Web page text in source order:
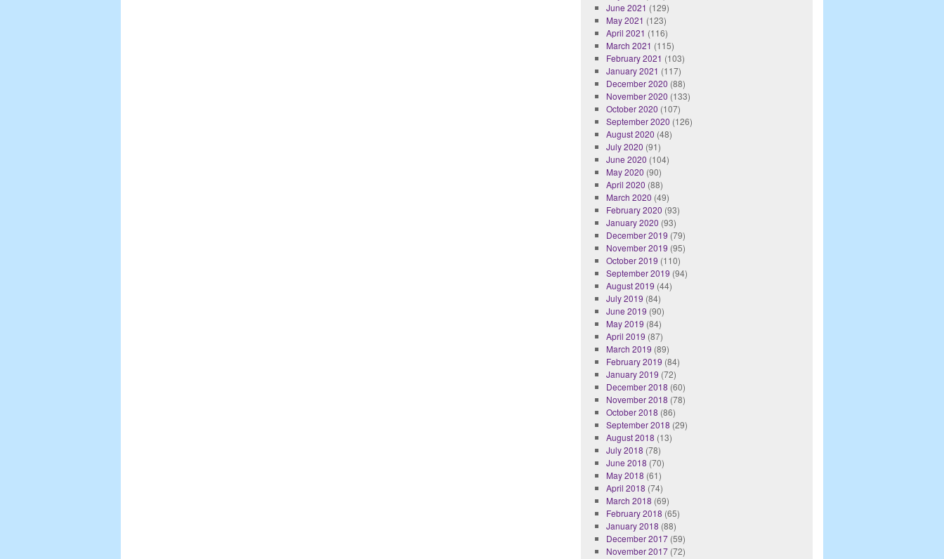
June 2021 (129)
May 2021 (123)
April 2021 (116)
March 2021 (115)
February 2021 (103)
January 2021 (117)
December 2020 (88)
November 2020 (133)
October 2020 (107)
September 2020 (126)
August 2020 (48)
July 2020 (91)
June 2020 (104)
May 2020 (90)
April 2020 (88)
March 2020 (49)
February 2020 (93)
January 2020 (93)
December 2019 (79)
November 2019 (95)
October 2019 (110)
September 2019 (94)
August 2019 (44)
July 2019 (84)
June 2019 (90)
May 2019 (84)
April 2019 (87)
March 2019 (89)
February 2019 (84)
January 2019 (72)
December 2018 (60)
November 2018 (78)
October 2018 (86)
September 2018 (29)
August 2018 (13)
July 2018 (78)
June 2018 (70)
May 2018 (61)
April 2018 (74)
March 2018 (69)
February 2018 (65)
January 2018 (88)
December 2017(59)
November 2017(72)